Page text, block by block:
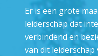
Er is een grote
leiderschap dat
verbindend en
van dit leiderschap